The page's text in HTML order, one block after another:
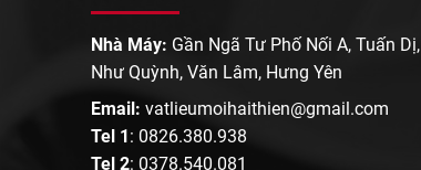
Nhà Máy: Gần Ngã Tư Phố Nối A, Tuấn Dị,
Như Quỳnh, Văn Lâm, Hưng Yên
Email: vatlieumoihaithien@gmail.com
Tel 1: 0826.380.938
Tel 2: 0378.540.081